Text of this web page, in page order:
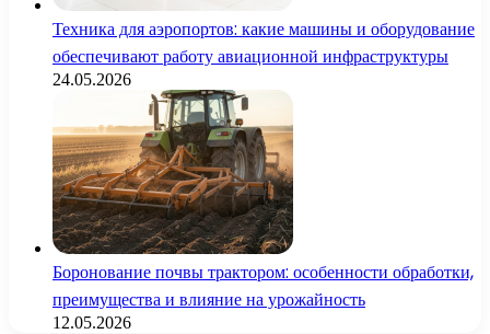
Техника для аэропортов: какие машины и оборудование
обеспечивают работу авиационной инфраструктуры
24.05.2026
Боронование почвы трактором: особенности обработки,
преимущества и влияние на урожайность
12.05.2026